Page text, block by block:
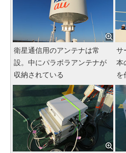
衛星通信用のアンテナは常
設。中にパラボラアンテナが
収納されている
サ
本
を